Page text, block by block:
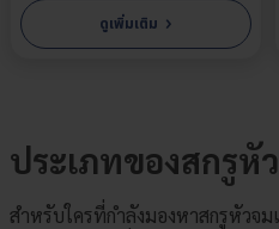
ดูเพิ่มเติม ›
ประเภทของสกรูหั
สำหรับใครที่กำลังมองหาสกรูหัวจ